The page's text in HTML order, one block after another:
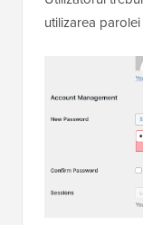
utilizarea parolei